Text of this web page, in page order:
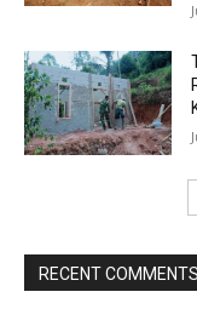
RECENT COMMENTS